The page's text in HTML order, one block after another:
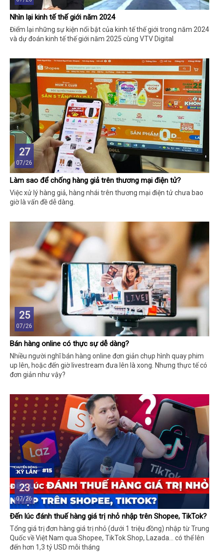
Nhìn lại kinh tế thế giới năm 2024
Điểm lại những sự kiện nổi bật của kinh tế thế giới trong năm 2024
và dự đoán kinh tế thế giới năm 2025 cùng VTV Digital
27
07/26
Làm sao để chống hàng giả trên thương mại điện tử?
Việc xử lý hàng giả, hàng nhái trên thương mại điện tử chưa bao
giờ là vấn đề dễ dàng.
25
07/26
Bán hàng online có thực sự dễ dàng?
Nhiều người nghĩ bán hàng online đơn giản chụp hình quay phim
up lên, hoặc đến giờ livestream đưa lên là xong. Nhưng thực tế có
đơn giản như vậy?
23
07/26
Đến lúc đánh thuế hàng giá trị nhỏ nhập trên Shopee, TikTok?
Tổng giá trị đơn hàng giá trị nhỏ (dưới 1 triệu đồng) nhập từ Trung
Quốc về Việt Nam qua Shopee, TikTok Shop, Lazada... có thể lên
đến hơn 1,3 tỷ USD mỗi tháng